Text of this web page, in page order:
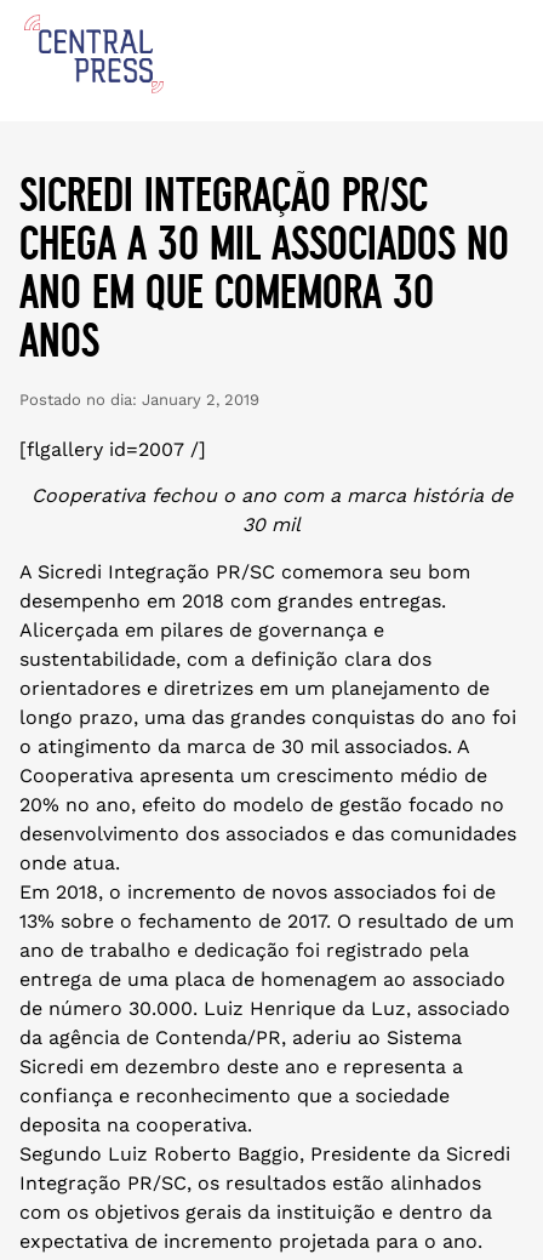
sicredi integração pr/sc
chega a 30 mil associados no
ano em que comemora 30
anos
Postado no dia: January 2, 2019
[flgallery id=2007 /]
Cooperativa fechou o ano com a marca história de
30 mil
A Sicredi Integração PR/SC comemora seu bom
desempenho em 2018 com grandes entregas.
Alicerçada em pilares de governança e
sustentabilidade, com a definição clara dos
orientadores e diretrizes em um planejamento de
longo prazo, uma das grandes conquistas do ano foi
o atingimento da marca de 30 mil associados. A
Cooperativa apresenta um crescimento médio de
20% no ano, efeito do modelo de gestão focado no
desenvolvimento dos associados e das comunidades
onde atua.
Em 2018, o incremento de novos associados foi de
13% sobre o fechamento de 2017. O resultado de um
ano de trabalho e dedicação foi registrado pela
entrega de uma placa de homenagem ao associado
de número 30.000. Luiz Henrique da Luz, associado
da agência de Contenda/PR, aderiu ao Sistema
Sicredi em dezembro deste ano e representa a
confiança e reconhecimento que a sociedade
deposita na cooperativa.
Segundo Luiz Roberto Baggio, Presidente da Sicredi
Integração PR/SC, os resultados estão alinhados
com os objetivos gerais da instituição e dentro da
expectativa de incremento projetada para o ano.